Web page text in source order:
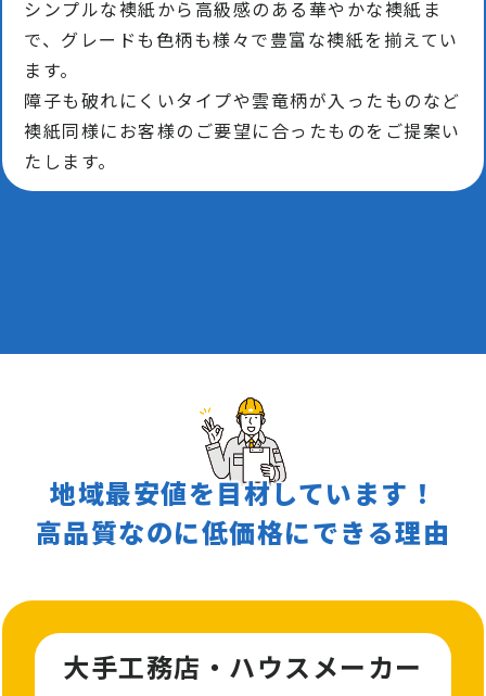
シンプルな襖紙から高級感のある華やかな襖紙ま
で、グレードも色柄も様々で豊富な襖紙を揃えてい
ます。
障子も破れにくいタイプや雲竜柄が入ったものなど
襖紙同様にお客様のご要望に合ったものをご提案い
たします。
地域最安値を目材しています！
高品質なのに低価格にできる理由
大手工務店・ハウスメーカー